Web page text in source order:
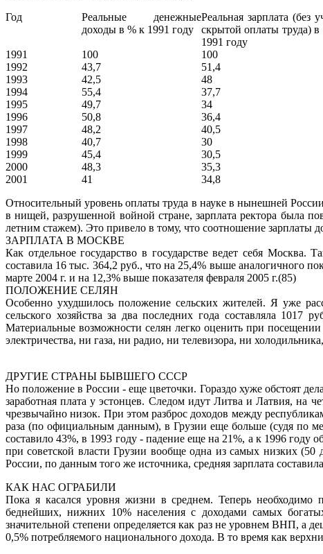
Год
Реальные денежные
доходы в % к 1991 году
Реальная зарплата (без
скрытой оплаты труда) в
1991 году
1991 100 100
1992
43,7 51,4
1993
42,5 48
1994
55,4 37,7
1995
49,7 34
1996
50,8 36,4
1997
48,2 40,5
1998
40,7 30
1999
45,4 30,5
2000
48,3 35,3
2001
41 34,8
Относительный уровень оплаты труда в науке в нынешней
в нищей, разрушенной войной стране, зарплата ректора была
летним стажем). Это привело в тому, что соотношение зарплаты
ЗАРПЛАТА В МОСКВЕ
Как отдельное государство в государстве ведет себя
составила 16 тыс. 364,2 руб., что на 25,4% выше аналогичного
марте 2004 г. и на 12,3% выше показателя февраля 2005 г.(85)
ПОЛОЖЕНИЕ СЕЛЯН
Особенно ухудшилось положение сельских жителей. Я уже
сельского хозяйства за два последних года составляла
Материальные возможности селян легко оценить при
электричества, ни газа, ни радио, ни телевизора, ни
ДРУГИЕ СТРАНЫ БЫВШЕГО СССР
Но положение в России - еще цветочки. Гораздо хуже обстоят
заработная плата у эстонцев. Следом идут Литва и Латвия, на
чрезвычайно низок. При этом разброс доходов между
раза (по официальным данным), в Грузии еще больше (судя по
составило 43%, в 1993 году - падение еще на 21%, а к 1996
при советской власти Грузии вообще одна из самых низких
России, по данным того же источника, средняя зарплата
КАК НАС ОГРАБИЛИ
Пока я касался уровня жизни в среднем. Теперь необходимо
беднейших, нижних 10% населения с доходами самых
значительной степени определяется как раз не уровнем ВНП, а
0,5% потребляемого национального дохода. В то время как